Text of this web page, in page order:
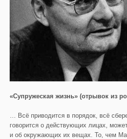
«Супружеская жизнь» (отрывок из
… Всё приводится в порядок, всё
говорится о действующих лицах,
и об окружающих их вещах. То, чем